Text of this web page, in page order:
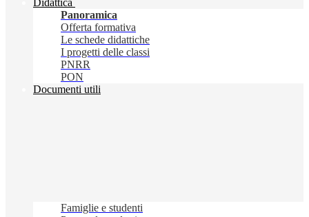
Didattica
Panoramica
Offerta formativa
Le schede didattiche
I progetti delle classi
PNRR
PON
Documenti utili
Famiglie e studenti